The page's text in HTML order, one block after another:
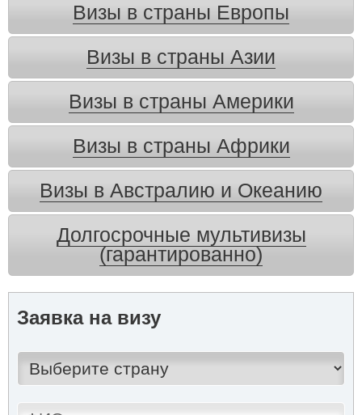
Визы в страны Европы
Визы в страны Азии
Визы в страны Америки
Визы в страны Африки
Визы в Австралию и Океанию
Долгосрочные мультивизы
(гарантированно)
Заявка на визу